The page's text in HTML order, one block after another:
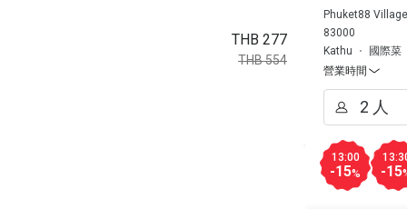
THB 277
THB 554
Phuket88
83000
Kathu
國際菜
營業時間
13:00
-15% -15